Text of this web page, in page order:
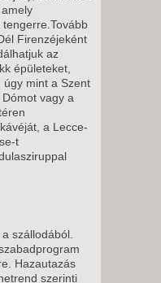
Firenzéjeként
az
épületeket,
mint a Szent
vagy a
a Lecce-
t
szállodából.
Hazautazás
szerinti